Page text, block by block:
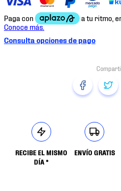
Consulta opciones de pago
RECIBE EL MISMO
DÍA *
ENVÍO GRATIS